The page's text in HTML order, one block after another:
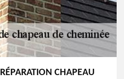
CHAPEAU